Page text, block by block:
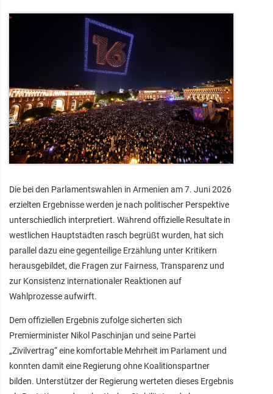
Die bei den Parlamentswahlen in Armenien am 7. Juni 2026
erzielten Ergebnisse werden je nach politischer Perspektive
unterschiedlich interpretiert. Während offizielle Resultate in
westlichen Hauptstädten rasch begrüßt wurden, hat sich
parallel dazu eine gegenteilige Erzählung unter Kritikern
herausgebildet, die Fragen zur Fairness, Transparenz und
zur Konsistenz internationaler Reaktionen auf
Wahlprozesse aufwirft.
Dem offiziellen Ergebnis zufolge sicherten sich
Premierminister Nikol Paschinjan und seine Partei
„Zivilvertrag“ eine komfortable Mehrheit im Parlament und
konnten damit eine Regierung ohne Koalitionspartner
bilden. Unterstützer der Regierung werteten dieses Ergebnis